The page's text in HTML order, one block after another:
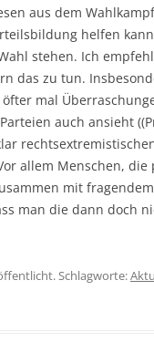
aus dem
helfen
stehen. Ich
das zu tun.
mal
auch ansieht
allem Menschen, die
mit
man die dann doch
Schlagworte: